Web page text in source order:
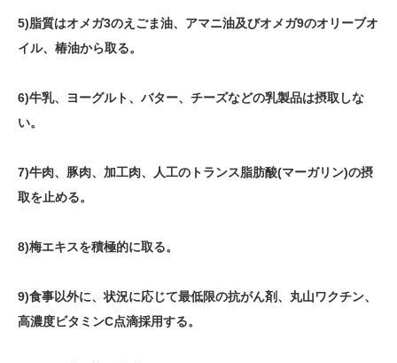
5)脂質はオメガ3のえごま油、アマニ油及びオメガ9のオリーブオ
イル、椿油から取る。
6)牛乳、ヨーグルト、バター、チーズなどの乳製品は摂取しな
い。
7)牛肉、豚肉、加工肉、人工のトランス脂肪酸(マーガリン)の摂
取を止める。
8)梅エキスを積極的に取る。
9)食事以外に、状況に応じて最低限の抗がん剤、丸山ワクチン、
高濃度ビタミンC点滴採用する。